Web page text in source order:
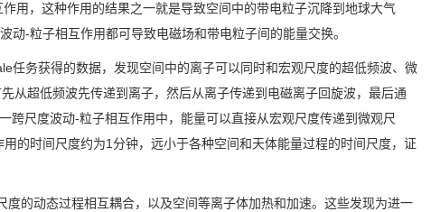
用，这种作用的结果之一就是导致空间中的带电粒子沉降到地球大气
动-粒子相互作用都可导致电磁场和带电粒子间的能量交换。
任务获得的数据，发现空间中的离子可以同时和宏观尺度的超低频波、微
从超低频波先传递到离子，然后从离子传递到电磁离子回旋波，最后通
跨尺度波动-粒子相互作用中，能量可以直接从宏观尺度传递到微观尺
用的时间尺度约为1分钟，远小于各种空间和天体能量过程的时间尺度，证
度的动态过程相互耦合，以及空间等离子体加热和加速。这些发现为进一